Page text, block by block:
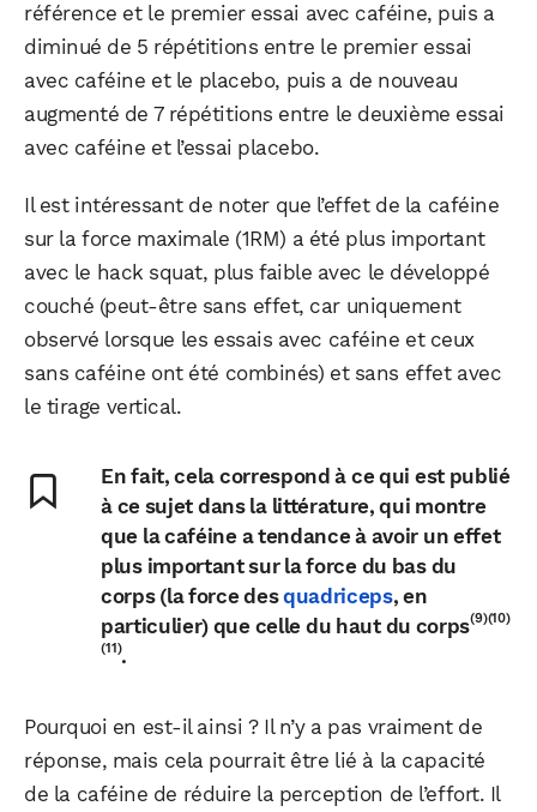
référence et le premier essai avec caféine, puis a
diminué de 5 répétitions entre le premier essai
avec caféine et le placebo, puis a de nouveau
augmenté de 7 répétitions entre le deuxième essai
avec caféine et l’essai placebo.
Il est intéressant de noter que l’effet de la caféine
sur la force maximale (1RM) a été plus important
avec le hack squat, plus faible avec le développé
couché (peut-être sans effet, car uniquement
observé lorsque les essais avec caféine et ceux
sans caféine ont été combinés) et sans effet avec
le tirage vertical.
En fait, cela correspond à ce qui est publié
à ce sujet dans la littérature, qui montre
que la caféine a tendance à avoir un effet
plus important sur la force du bas du
corps (la force desquadriceps, en
particulier) que celle du haut du corps(9)(10)
(11).
Pourquoi en est-il ainsi ? Il n’y a pas vraiment de
réponse, mais cela pourrait être lié à la capacité
de la caféine de réduire la perception de l’effort. Il